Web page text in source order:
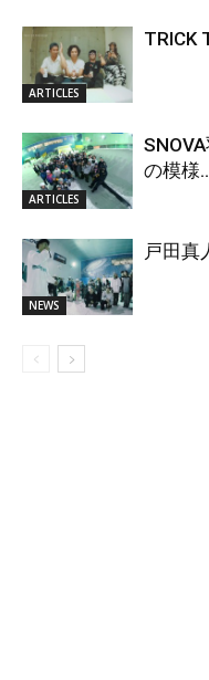
ARTICLES
TRICK
ARTICLES
の模様
NEWS
戸田真